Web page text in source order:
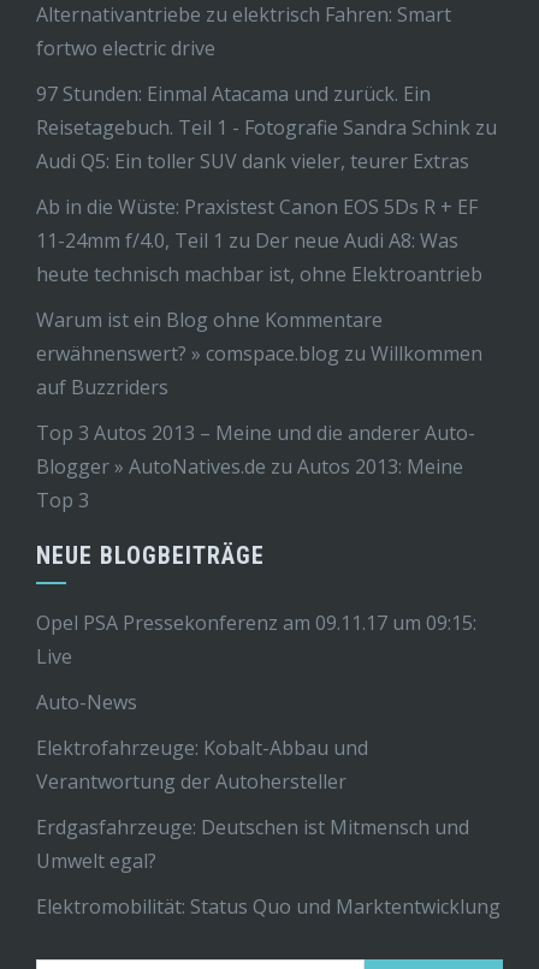
Alternativantriebe zu elektrisch Fahren: Smart
fortwo electric drive
97 Stunden: Einmal Atacama und zurück. Ein
Reisetagebuch. Teil 1 - Fotografie Sandra Schink zu
Audi Q5: Ein toller SUV dank vieler, teurer Extras
Ab in die Wüste: Praxistest Canon EOS 5Ds R + EF
11-24mm f/4.0, Teil 1 zu Der neue Audi A8: Was
heute technisch machbar ist, ohne Elektroantrieb
Warum ist ein Blog ohne Kommentare
erwähnenswert? » comspace.blog zu Willkommen
auf Buzzriders
Top 3 Autos 2013 – Meine und die anderer Auto-
Blogger » AutoNatives.de zu Autos 2013: Meine
Top 3
NEUE BLOGBEITRÄGE
Opel PSA Pressekonferenz am 09.11.17 um 09:15:
Live
Auto-News
Elektrofahrzeuge: Kobalt-Abbau und
Verantwortung der Autohersteller
Erdgasfahrzeuge: Deutschen ist Mitmensch und
Umwelt egal?
Elektromobilität: Status Quo und Marktentwicklung